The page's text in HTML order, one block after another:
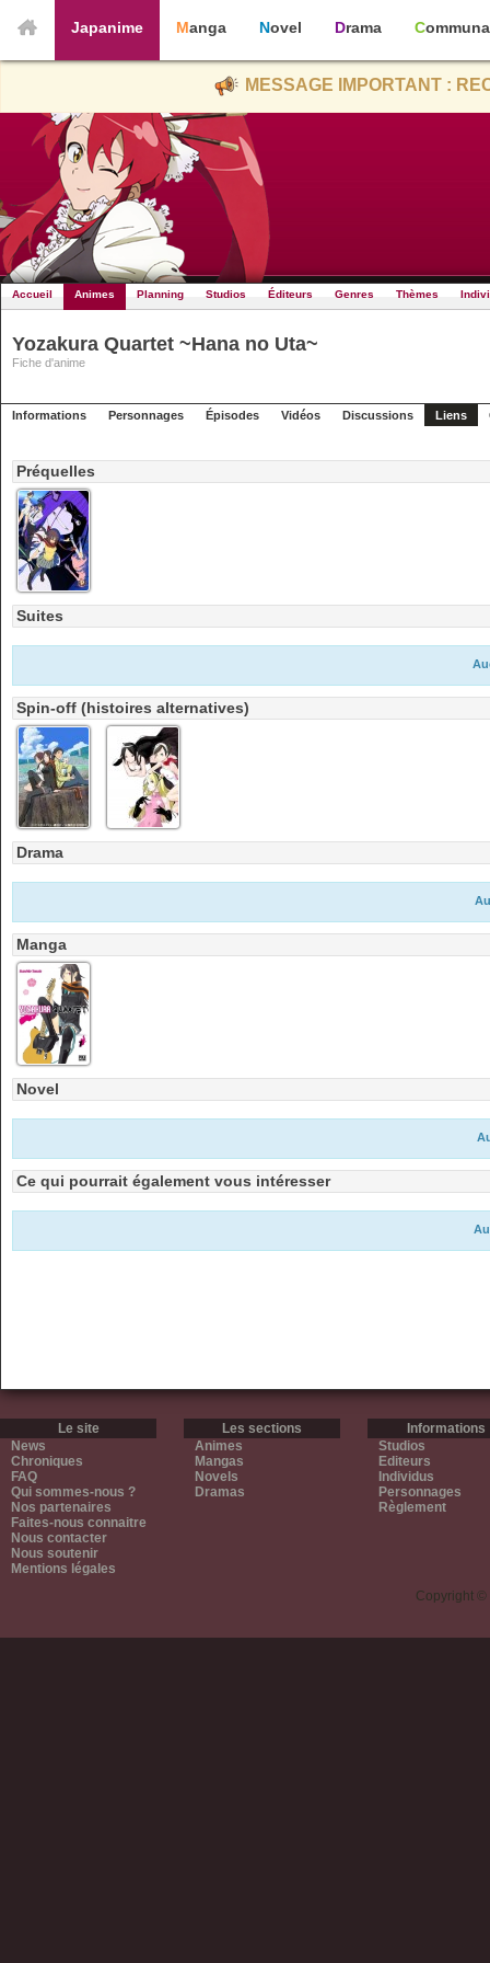
Japanime Manga Novel Drama
MESSAGE IMPORTANT :
Accueil Animes Planning Studios Éditeurs Genres Thèmes
Yozakura Quartet ~Hana no Uta~
Fiche d'anime
Informations Personnages Épisodes Vidéos Discussions Liens
Préquelles
Suites
Spin-off (histoires alternatives)
Drama
Manga
Novel
Ce qui pourrait également vous intéresser
Le site
News
Chroniques
FAQ
Qui sommes-nous ?
Nos partenaires
Faites-nous connaitre
Nous contacter
Nous soutenir
Mentions légales
Les sections
Animes
Mangas
Novels
Dramas
Informations
Studios
Editeurs
Individus
Personnages
Règlement
Copyright ©